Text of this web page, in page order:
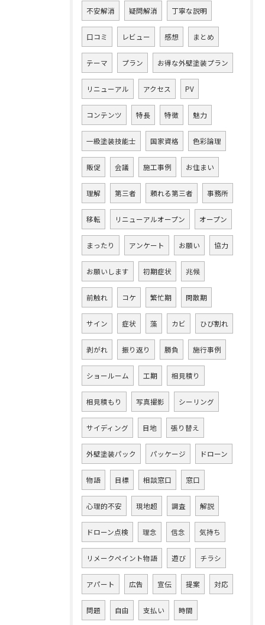
不安解消 疑問解消 丁寧な説明
口コミ レビュー 感想 まとめ
テーマ プラン お得な外壁塗装プラン
リニューアル アクセス PV
コンテンツ 特長 特徴 魅力
一級塗装技能士 国家資格 色彩論理
販促 会議 施工事例 お住まい
理解 第三者 頼れる第三者 事務所
移転 リニューアルオープン オープン
まったり アンケート お願い 協力
お願いします 初期症状 兆候
前触れ コケ 繁忙期 閑散期
サイン 症状 藻 カビ ひび割れ
剥がれ 振り返り 勝負 施行事例
ショールーム 工期 相見積り
相見積もり 写真撮影 シーリング
サイディング 目地 張り替え
外壁塗装パック パッケージ ドローン
物語 目標 相談窓口 窓口
心理的不安 現地超 調査 解説
ドローン点検 理念 信念 気持ち
リメークペイント物語 遊び チラシ
アパート 広告 宣伝 提案 対応
問題 自由 支払い 時間